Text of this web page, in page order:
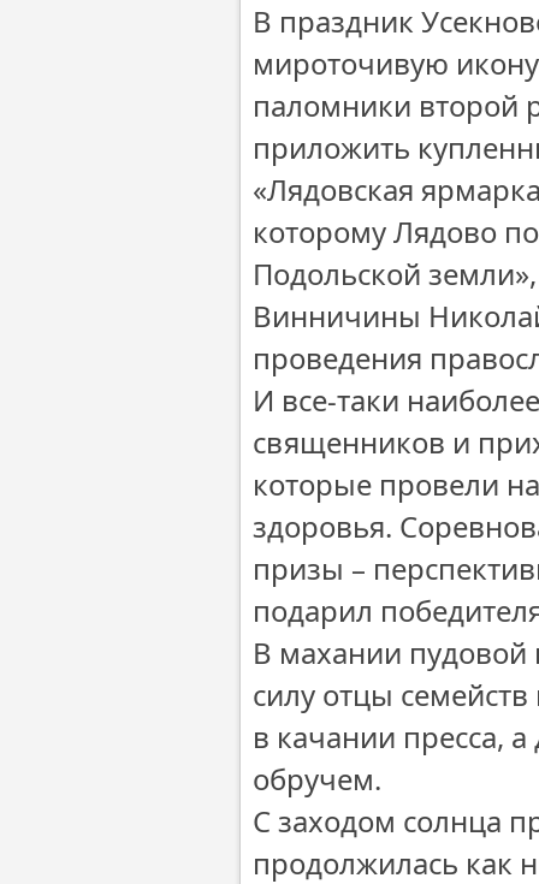
В праздник
мироточивую
паломники второй
приложить
«Лядовская
которому Лядово
Подольской
Винничины
проведения
И все-таки
священников и
которые провели
здоровья.
призы –
подарил
В махании пудовой
силу отцы
в качании пресса,
обручем.
С заходом солнца
продолжилась как